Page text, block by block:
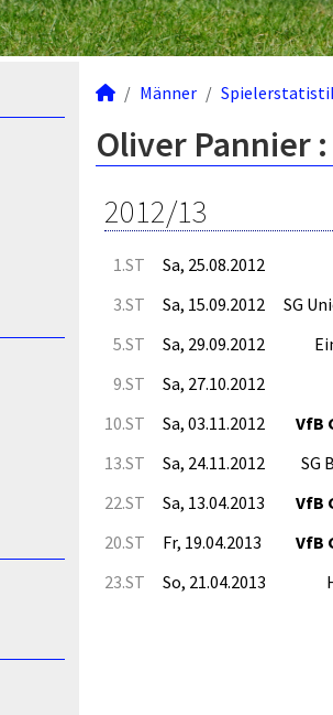
Männer
Oliver Pannier
2012/13
1.ST Sa, 25.08.2012
3.ST Sa, 15.09.2012 SG
5.ST Sa, 29.09.2012
9.ST Sa, 27.10.2012
10.ST Sa, 03.11.2012 VfB
13.ST Sa, 24.11.2012 SG
22.ST Sa, 13.04.2013 VfB
20.ST Fr, 19.04.2013 VfB
23.ST So, 21.04.2013